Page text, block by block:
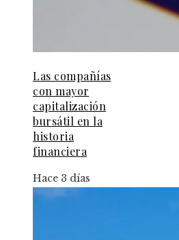
Las compañías
con mayor
capitalización
bursátil en la
historia
financiera
Hace 3 días